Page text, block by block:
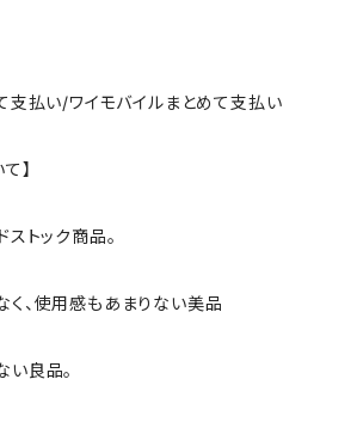
支払い/ワイモバイルまとめて支払い
】
ストック商品。
、使用感もあまりない美品
良品。